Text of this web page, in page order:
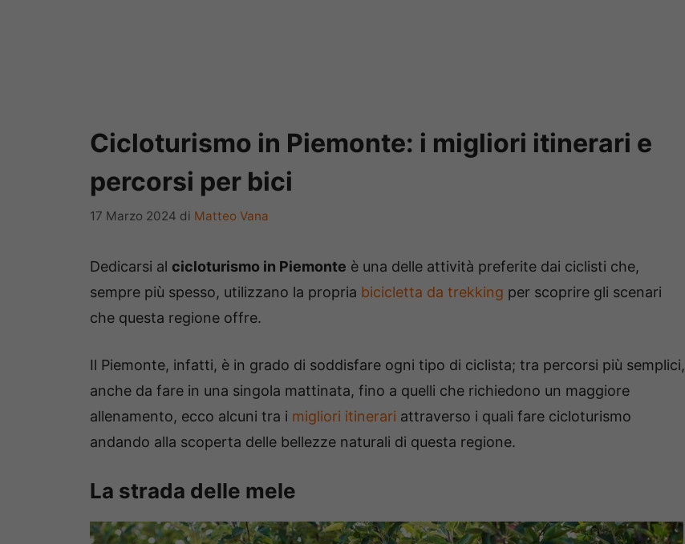
Cicloturismo in Piemonte: i migliori itinerari e
percorsi per bici
17 Marzo 2024 di Matteo Vana
Dedicarsi al cicloturismo in Piemonte è una delle attività preferite dai ciclisti che,
sempre più spesso, utilizzano la propria bicicletta da trekking per scoprire gli scenari
che questa regione offre.
Il Piemonte, infatti, è in grado di soddisfare ogni tipo di ciclista; tra percorsi più semplici,
anche da fare in una singola mattinata, fino a quelli che richiedono un maggiore
allenamento, ecco alcuni tra i migliori itinerari attraverso i quali fare cicloturismo
andando alla scoperta delle bellezze naturali di questa regione.
La strada delle mele